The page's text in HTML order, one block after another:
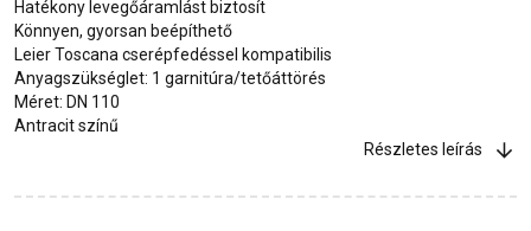
Hatékony levegőáramlást biztosít
Könnyen, gyorsan beépíthető
Leier Toscana cserépfedéssel kompatibilis
Anyagszükséglet: 1 garnitúra/tetőáttörés
Méret: DN 110
Antracit színű
Részletes leírás